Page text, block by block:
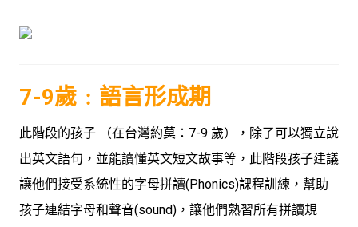
7-9歲﹕語言形成期
此階段的孩子 （在台灣約莫：7-9 歲），除了可以獨立說
出英文語句，並能讀懂英文短文故事等，此階段孩子建議
讓他們接受系統性的字母拼讀(Phonics)課程訓練，幫助
孩子連結字母和聲音(sound)，讓他們熟習所有拼讀規